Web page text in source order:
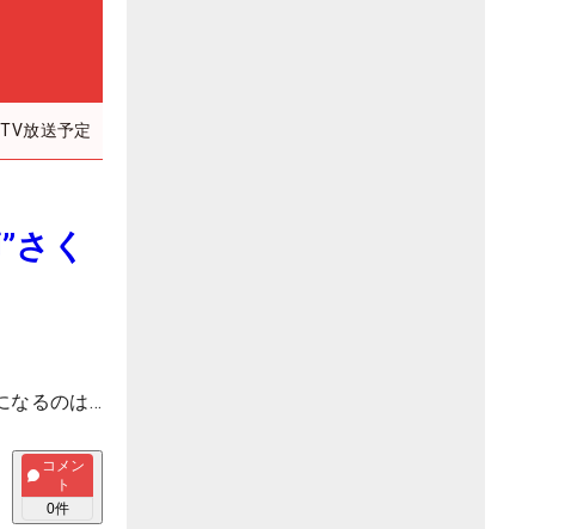
TV放送予定
く
なるのは…
コメン
ト
0件